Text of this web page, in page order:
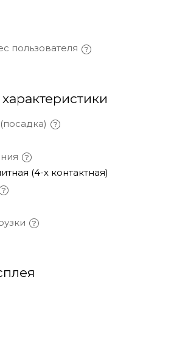
пользователя
(4-х контактная)